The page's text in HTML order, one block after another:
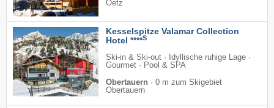
Oetz
Kesselspitze Valamar Collection
Hotel ****S
Ski-in & Ski-out · Idyllische ruhige Lage ·
Gourmet · Pool & SPA
Obertauern · 0 m zum Skigebiet
Obertauern